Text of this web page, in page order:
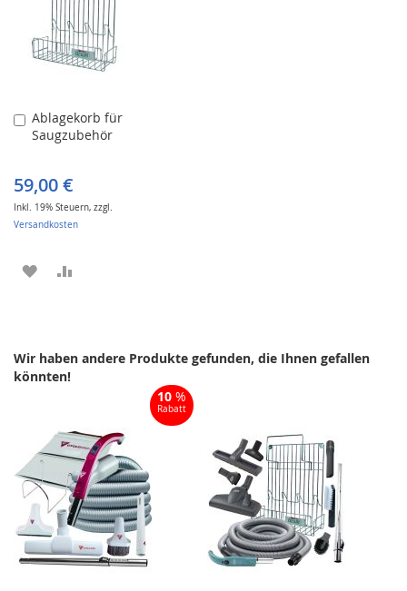
Ablagekorb für
Saugzubehör
59,00 €
Inkl. 19% Steuern, zzgl.
Versandkosten
In
den
ZUR
Wir haben andere Produkte gefunden, die Ihnen gefallen
könnten!
10 %
Rabatt